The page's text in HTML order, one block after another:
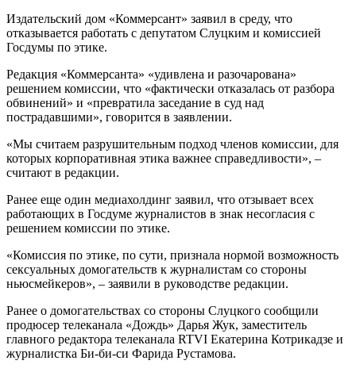
Издательский дом «Коммерсант» заявил в среду, что
отказывается работать с депутатом Слуцким и комиссией
Госдумы по этике.
Редакция «Коммерсанта» «удивлена ​​и разочарована»
решением комиссии, что «фактически отказалась от разбора
обвинений» и «превратила заседание в суд над
пострадавшими», говорится в заявлении.
«Мы считаем разрушительным подход членов комиссии, для
которых корпоративная этика важнее справедливости», –
считают в редакции.
Ранее еще один медиахолдинг заявил, что отзывает всех
работающих в Госдуме журналистов в знак несогласия с
решением комиссии по этике.
«Комиссия по этике, по сути, признала нормой возможность
сексуальных домогательств к журналистам со стороны
ньюсмейкеров», – заявили в руководстве редакции.
Ранее о домогательствах со стороны Слуцкого сообщили
продюсер телеканала «Дождь» Дарья Жук, заместитель
главного редактора телеканала RTVI Екатерина Котрикадзе и
журналистка Би-би-си Фарида Рустамова.